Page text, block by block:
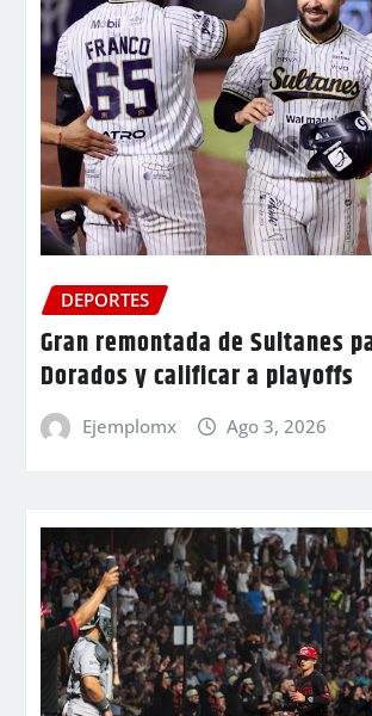
DEPORTES
Gran remontada de Sultanes
Dorados y calificar a playoffs
Ejemplomx Ago 3, 2026